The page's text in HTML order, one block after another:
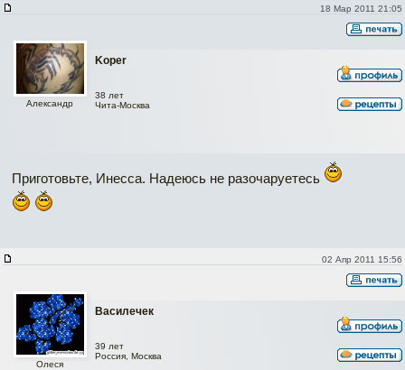
18 Мар 2011 21:05
Koper
Александр
38 лет
Чита-Москва
Приготовьте, Инесса. Надеюсь не разочаруетесь
02 Апр 2011 15:56
Василечек
Олеся
39 лет
Россия, Москва